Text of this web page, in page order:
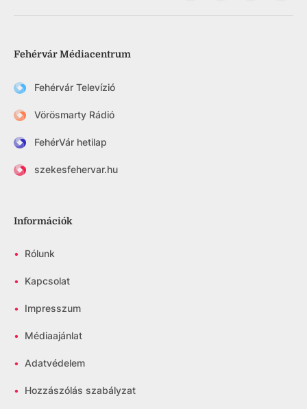
Fehérvár Médiacentrum
Fehérvár Televízió
Vörösmarty Rádió
FehérVár hetilap
szekesfehervar.hu
Információk
• Rólunk
• Kapcsolat
• Impresszum
• Médiaajánlat
• Adatvédelem
• Hozzászólás szabályzat